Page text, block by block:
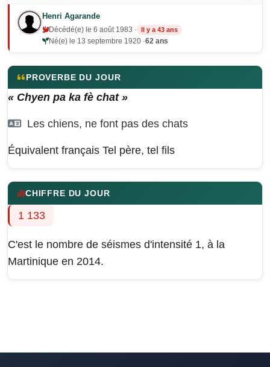
Henri Agarande
Décédé(e) le 6 août 1983 · Il y a 43 ans
Né(e) le 13 septembre 1920 ·62 ans
PROVERBE DU JOUR
« Chyen pa ka fè chat »
Les chiens, ne font pas des chats
Équivalent français Tel père, tel fils
CHIFFRE DU JOUR
1 133
C'est le nombre de séismes d'intensité 1, à la
Martinique en 2014.